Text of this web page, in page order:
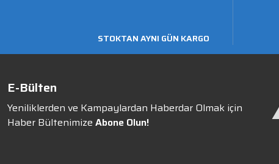
STOKTAN AYNI GÜN KARGO
E-Bülten
Yeniliklerden ve Kampaylardan Haberdar Olmak için
Haber Bültenimize Abone Olun!